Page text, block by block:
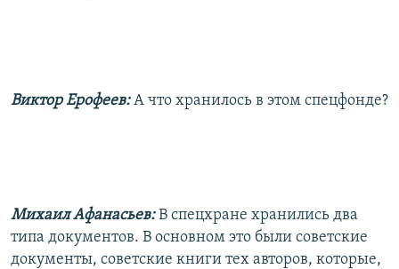
Виктор Ерофеев: А что хранилось в этом спецфонде?
Михаил Афанасьев: В спецхране хранились два
типа документов. В основном это были советские
документы, советские книги тех авторов, которые,